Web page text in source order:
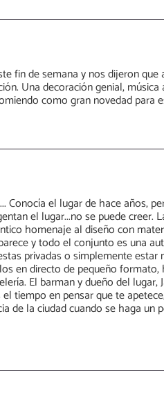
fin de semana y nos dijeron
Una decoración genial,
como gran novedad para
Conocía el lugar de hace años,
el lugar...no se puede
homenaje al diseño con
y todo el conjunto es una
privadas o simplemente
en directo de pequeño
El barman y dueño del
tiempo en pensar que te
de la ciudad cuando se haga